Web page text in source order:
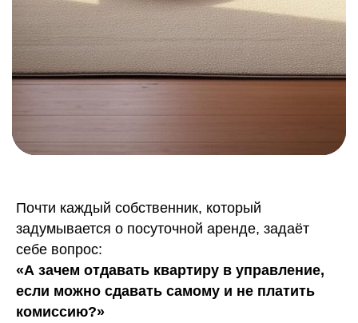
Почти каждый собственник, который
задумывается о посуточной аренде, задаёт
себе вопрос:
«А зачем отдавать квартиру в управление,
если можно сдавать самому и не платить
комиссию?»